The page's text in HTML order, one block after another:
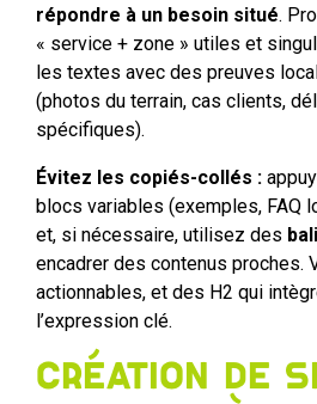
répondre à un besoin situé.
« service + zone » utiles et
les textes avec des preuves
(photos du terrain, cas clients,
spécifiques).
Évitez les copiés-collés :
blocs variables (exemples, FAQ
et, si nécessaire, utilisez des
encadrer des contenus proches.
actionnables, et des H2 qui
l’expression clé.
Création de